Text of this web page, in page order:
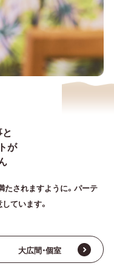
が
たされますように。パーテ
ています。
大広間・個室